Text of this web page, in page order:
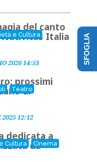
e Cultura
del canto
Italia
2026 14:53
Teatro
prossimi
di
12:12
Cultura Cinema
dedicata a
da
SFOGLIA